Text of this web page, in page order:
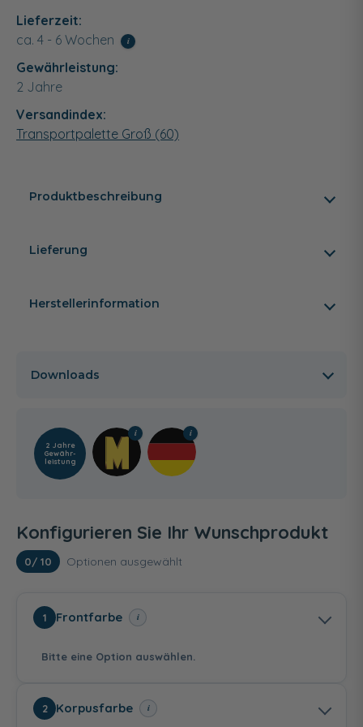
Lieferzeit:
ca. 4 - 6 Wochen
i
Gewährleistung:
2 Jahre
Versandindex:
Transportpalette Groß (60)
Produktbeschreibung
Lieferung
Herstellerinformation
Downloads
2 Jahre
Gewähr­
leistung
Konfigurieren Sie Ihr Wunschprodukt
0/ 10 Optionen ausgewählt
1 Frontfarbe i
Bitte eine Option auswählen.
2 Korpusfarbe i